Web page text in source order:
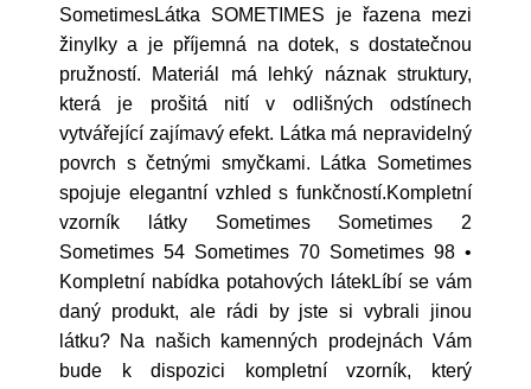
SometimesLátka SOMETIMES je řazena mezi
žinylky a je příjemná na dotek, s dostatečnou
pružností. Materiál má lehký náznak struktury,
která je prošitá nití v odlišných odstínech
vytvářející zajímavý efekt. Látka má nepravidelný
povrch s četnými smyčkami. Látka Sometimes
spojuje elegantní vzhled s funkčností.Kompletní
vzorník látky Sometimes Sometimes 2
Sometimes 54 Sometimes 70 Sometimes 98 •
Kompletní nabídka potahových látekLíbí se vám
daný produkt, ale rádi by jste si vybrali jinou
látku? Na našich kamenných prodejnách Vám
bude k dispozici kompletní vzorník, který